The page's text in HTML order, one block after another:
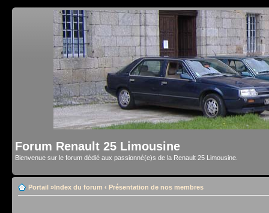
Forum Renault 25 Limousine
Bienvenue sur le forum dédié aux passionné(e)s de la Renault 25 Limousine.
Portail »Index du forum ‹ Présentation de nos membres